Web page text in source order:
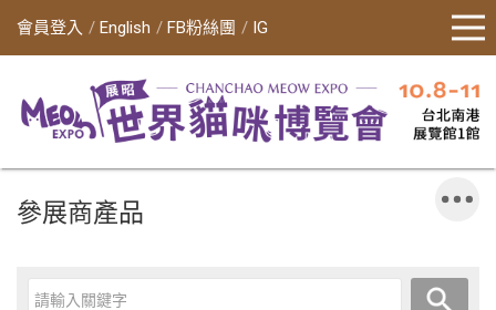
會員登入 English FB粉絲團 IG
參展商產品